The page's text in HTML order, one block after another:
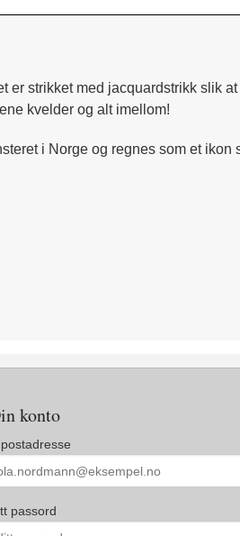
er strikket med jacquardstrikk slik
kvelder og alt imellom!
i Norge og regnes som et
konto
passord